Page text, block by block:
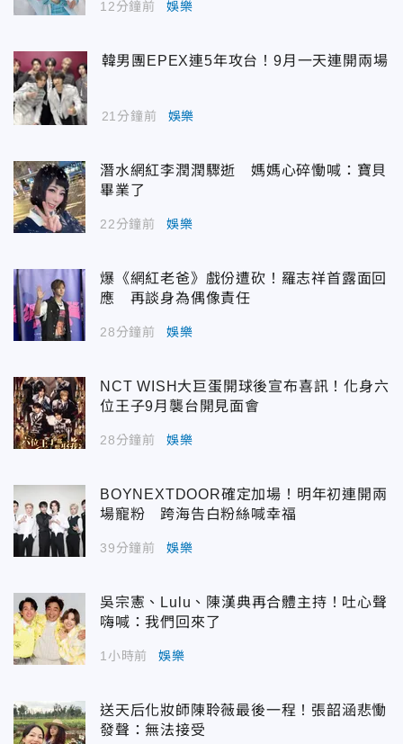
12分鐘前 娛樂
韓男團EPEX連5年攻台！9月一天連開兩場
21分鐘前 娛樂
潛水網紅李潤潤驟逝 媽媽心碎慟喊：寶貝
畢業了
22分鐘前 娛樂
爆《網紅老爸》戲份遭砍！羅志祥首露面回
應 再談身為偶像責任
28分鐘前 娛樂
NCT WISH大巨蛋開球後宣布喜訊！化身六
位王子9月襲台開見面會
28分鐘前 娛樂
BOYNEXTDOOR確定加場！明年初連開兩
場寵粉 跨海告白粉絲喊幸福
39分鐘前 娛樂
吳宗憲、Lulu、陳漢典再合體主持！吐心聲
嗨喊：我們回來了
1小時前 娛樂
送天后化妝師陳聆薇最後一程！張韶涵悲慟
發聲：無法接受